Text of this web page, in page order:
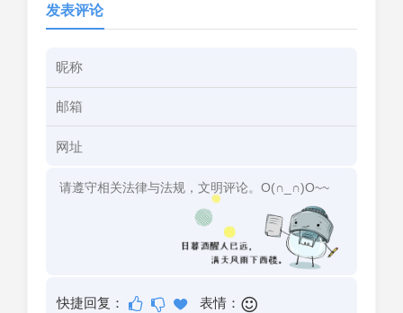
发表评论
快捷回复： 表情：